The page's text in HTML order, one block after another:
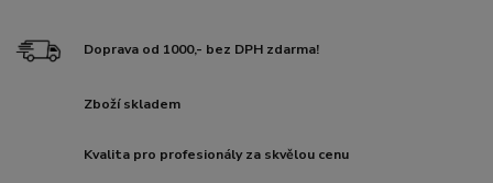
Doprava od 1000,- bez DPH zdarma!
Zboží skladem
Kvalita pro profesionály za skvělou cenu